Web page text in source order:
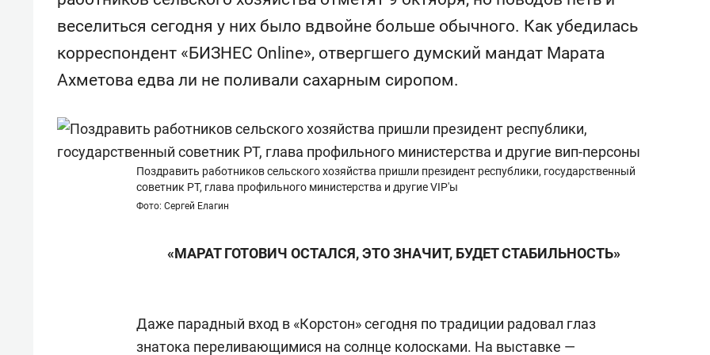
веселиться сегодня у них было вдвойне больше обычного. Как убедилась
корреспондент «БИЗНЕС Online», отвергшего думский мандат Марата
Ахметова едва ли не поливали сахарным сиропом.
Поздравить работников сельского хозяйства пришли президент республики, государственный
советник РТ, глава профильного министерства и другие VIP'ы
Фото: Сергей Елагин
«МАРАТ ГОТОВИЧ ОСТАЛСЯ, ЭТО ЗНАЧИТ, БУДЕТ СТАБИЛЬНОСТЬ»
Даже парадный вход в «Корстон» сегодня по традиции радовал глаз
знатока переливающимися на солнце колосками. На выставке —
свою сверхнагрузку
стрессом»
для меня это